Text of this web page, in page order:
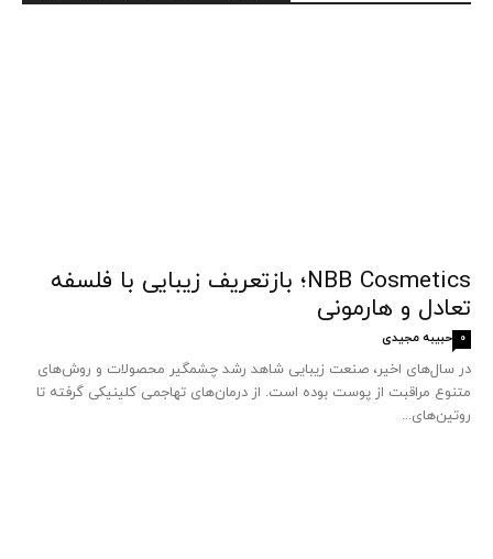
NBB Cosmetics؛ بازتعریف زیبایی با فلسفه
تعادل و هارمونی
حبیبه مجیدی 0
در سال‌های اخیر، صنعت زیبایی شاهد رشد چشمگیر محصولات و روش‌های
متنوع مراقبت از پوست بوده است. از درمان‌های تهاجمی کلینیکی گرفته تا
روتین‌های...